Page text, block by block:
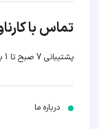
تماس با
پشتیبانی 7 صبح تا 1 بامداد:
درباره ما